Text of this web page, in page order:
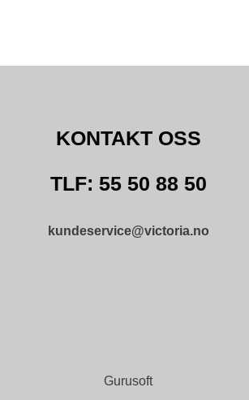
KONTAKT OSS
TLF: 55 50 88 50
kundeservice@victoria.no
Gurusoft